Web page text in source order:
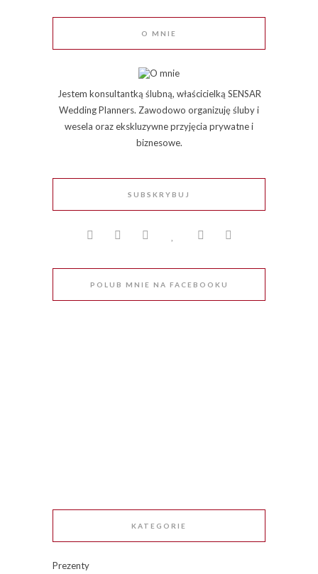
O MNIE
Jestem konsultantką ślubną, właścicielką SENSAR
Wedding Planners. Zawodowo organizuję śluby i
wesela oraz ekskluzywne przyjęcia prywatne i
biznesowe.
SUBSKRYBUJ
POLUB MNIE NA FACEBOOKU
KATEGORIE
Prezenty